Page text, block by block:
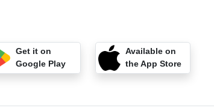
Get it on
Google Play
Available on
the App Store